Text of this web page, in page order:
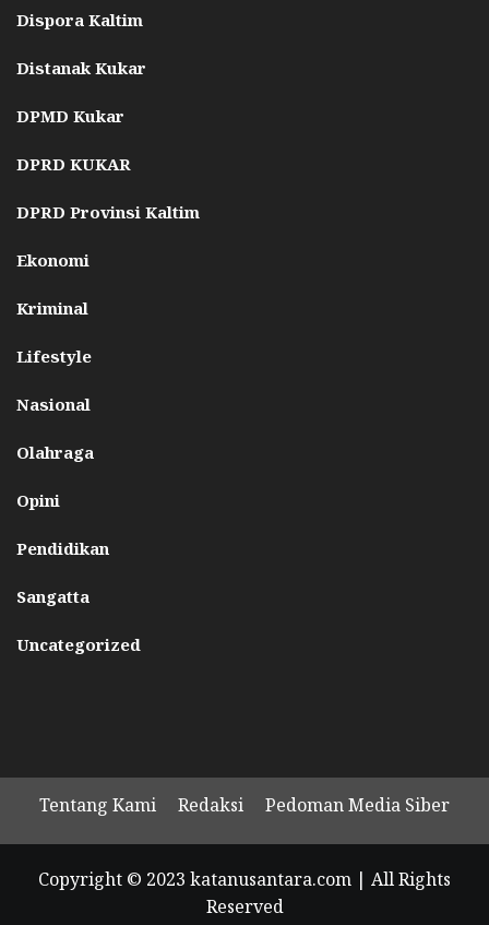
Dispora Kaltim
Distanak Kukar
DPMD Kukar
DPRD KUKAR
DPRD Provinsi Kaltim
Ekonomi
Kriminal
Lifestyle
Nasional
Olahraga
Opini
Pendidikan
Sangatta
Uncategorized
Tentang Kami Redaksi Pedoman Media Siber
Copyright © 2023 katanusantara.com | All Rights
Reserved